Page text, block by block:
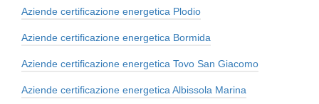
Aziende certificazione energetica Plodio
Aziende certificazione energetica Bormida
Aziende certificazione energetica Tovo San Giacomo
Aziende certificazione energetica Albissola Marina